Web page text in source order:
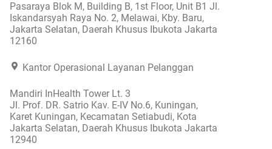
Pasaraya Blok M, Building B, 1st Floor, Unit B1 Jl.
Iskandarsyah Raya No. 2, Melawai, Kby. Baru,
Jakarta Selatan, Daerah Khusus Ibukota Jakarta
12160
Kantor Operasional Layanan Pelanggan
Mandiri InHealth Tower Lt. 3
Jl. Prof. DR. Satrio Kav. E-IV No.6, Kuningan,
Karet Kuningan, Kecamatan Setiabudi, Kota
Jakarta Selatan, Daerah Khusus Ibukota Jakarta
12940